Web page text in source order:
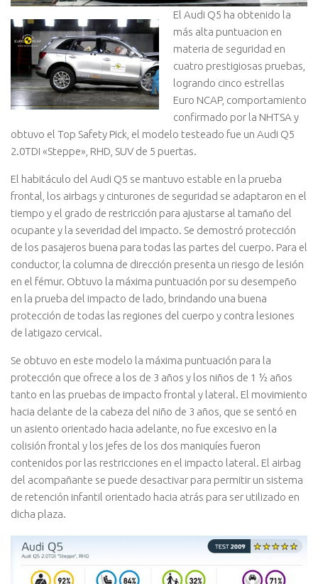
El Audi Q5 ha obtenido la
más alta puntuacion en
materia de seguridad en
cuatro prestigiosas pruebas,
logrando cinco estrellas
Euro NCAP, comportamiento
confirmado por la NHTSA y
obtuvo el Top Safety Pick, el modelo testeado fue un Audi Q5
2.0TDI «Steppe», RHD, SUV de 5 puertas.
El habitáculo del Audi Q5 se mantuvo estable en la prueba
frontal, los airbags y cinturones de seguridad se adaptaron en el
tiempo y el grado de restricción para ajustarse al tamaño del
ocupante y la severidad del impacto. Se demostró protección
de los pasajeros buena para todas las partes del cuerpo. Para el
conductor, la columna de dirección presenta un riesgo de lesión
en el fémur. Obtuvo la máxima puntuación por su desempeño
en la prueba del impacto de lado, brindando una buena
protección de todas las regiones del cuerpo y contra lesiones
de latigazo cervical.
Se obtuvo en este modelo la máxima puntuación para la
protección que ofrece a los de 3 años y los niños de 1 ½ años
tanto en las pruebas de impacto frontal y lateral. El movimiento
hacia delante de la cabeza del niño de 3 años, que se sentó en
un asiento orientado hacia adelante, no fue excesivo en la
colisión frontal y los jefes de los dos maniquíes fueron
contenidos por las restricciones en el impacto lateral. El airbag
del acompañante se puede desactivar para permitir un sistema
de retención infantil orientado hacia atrás para ser utilizado en
dicha plaza.